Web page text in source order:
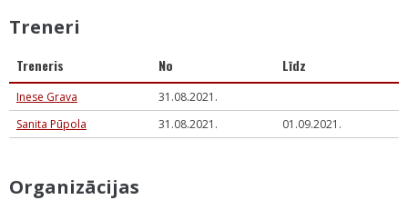
Treneri
Treneris No Līdz
Inese Grava
31.08.2021.
Sanita Pūpola
31.08.2021. 01.09.2021.
Organizācijas